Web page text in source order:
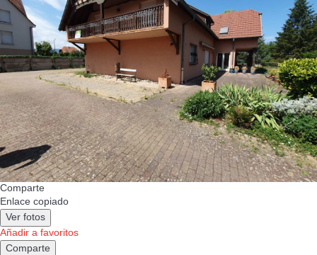
Comparte
Enlace copiado
Ver fotos
Añadir a favoritos
Comparte